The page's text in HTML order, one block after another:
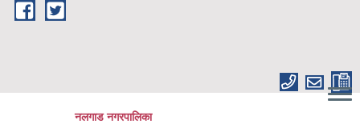
Skip to main content
नलगाड नगरपालिका